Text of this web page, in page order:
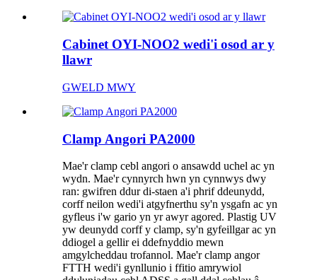
Cabinet OYI-NOO2 wedi'i osod ar y
llawr
GWELD MWY
Clamp Angori PA2000
Mae'r clamp cebl angori o ansawdd uchel ac yn
wydn. Mae'r cynnyrch hwn yn cynnwys dwy
ran: gwifren ddur di-staen a'i phrif ddeunydd,
corff neilon wedi'i atgyfnerthu sy'n ysgafn ac yn
gyfleus i'w gario yn yr awyr agored. Plastig UV
yw deunydd corff y clamp, sy'n gyfeillgar ac yn
ddiogel a gellir ei ddefnyddio mewn
amgylcheddau trofannol. Mae'r clamp angor
FTTH wedi'i gynllunio i ffitio amrywiol